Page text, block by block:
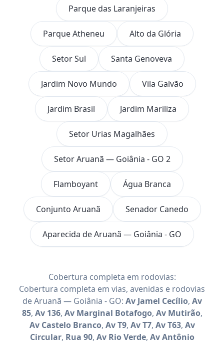
Parque das Laranjeiras
Parque Atheneu Alto da Glória
Setor Sul Santa Genoveva
Jardim Novo Mundo Vila Galvão
Jardim Brasil Jardim Mariliza
Setor Urias Magalhães
Setor Aruanã — Goiânia - GO 2
Flamboyant Água Branca
Conjunto Aruanã Senador Canedo
Aparecida de Aruanã — Goiânia - GO
Cobertura completa em rodovias:
Cobertura completa em vias, avenidas e rodovias
de Aruanã — Goiânia - GO: Av Jamel Cecílio, Av
85, Av 136, Av Marginal Botafogo, Av Mutirão,
Av Castelo Branco, Av T9, Av T7, Av T63, Av
Circular, Rua 90, Av Rio Verde, Av Antônio